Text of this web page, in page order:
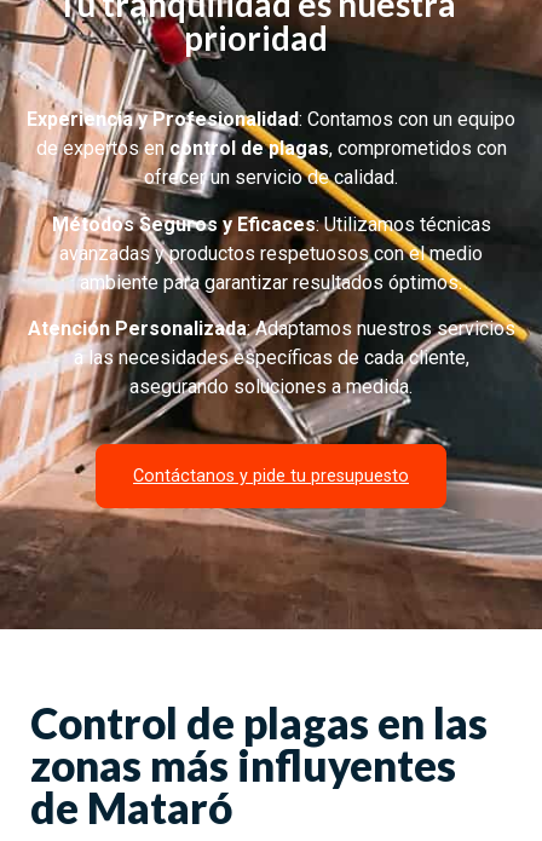
prioridad
Experiencia y Profesionalidad: Contamos con un equipo
de expertos encontrol de plagas, comprometidos con
ofrecer un servicio de calidad.
Métodos Seguros y Eficaces:Utilizamos técnicas
avanzadas y productos respetuosos con el medio
ambiente para garantizar resultados óptimos.
Atención Personalizada:Adaptamos nuestros servicios
a las necesidades específicas de cada cliente,
asegurando soluciones a medida.
Contáctanos y pide tu presupuesto
Control de plagas en las
zonas más influyentes
de Mataró